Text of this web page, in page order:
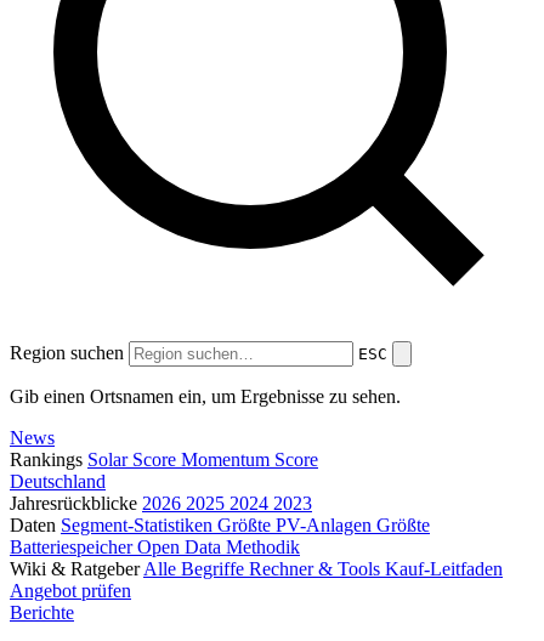
Region suchen ESC
Gib einen Ortsnamen ein, um Ergebnisse zu sehen.
News
Rankings Solar Score Momentum Score
Deutschland
Jahresrückblicke 2026 2025 2024 2023
Daten Segment-Statistiken Größte PV-Anlagen Größte
BatteriespeicherOpen Data Methodik
Wiki & Ratgeber Alle Begriffe Rechner & Tools Kauf-Leitfaden
Angebot prüfen
Berichte